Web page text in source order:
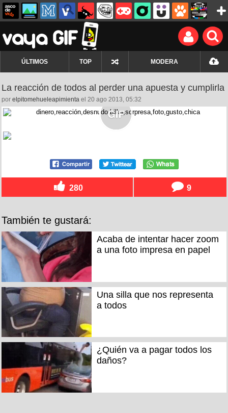
ÚLTIMOS TOP MODERA
La reacción de todos al perder una apuesta y cumplirla
por elpitomehueleapimienta el 20 ago 2013, 05:32
280 9
También te gustará:
Acaba de intentar hacer zoom
a una foto impresa en papel
Una silla que nos representa
a todos
¿Quién va a pagar todos los
daños?